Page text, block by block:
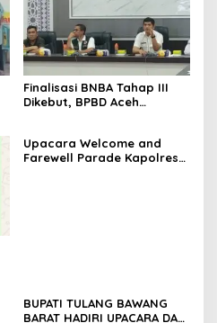
Finalisasi BNBA Tahap III
Dikebut, BPBD Aceh
Stimulan Rumah
Upacara Welcome and
Farewell Parade Kapolres
BUPATI TULANG BAWANG
BARAT HADIRI UPACARA DAN